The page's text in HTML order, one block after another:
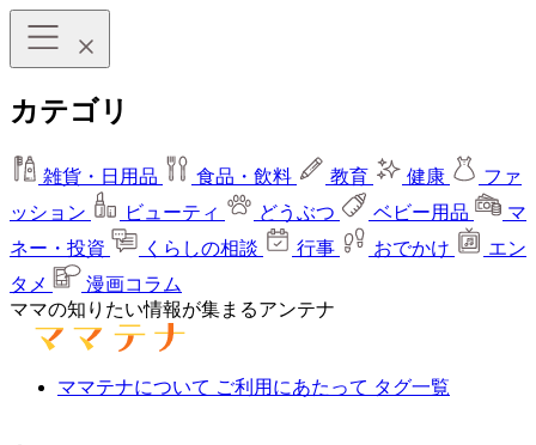
カテゴリ
雑貨・日用品 食品・飲料 教育 健康
ファ
ッション
ビューティ どうぶつ ベビー用品
マ
ネー・投資
くらしの相談 行事 おでかけ
エン
タメ
漫画コラム
ママの知りたい情報が集まるアンテナ
ママテナについて ご利用にあたって タグ一覧